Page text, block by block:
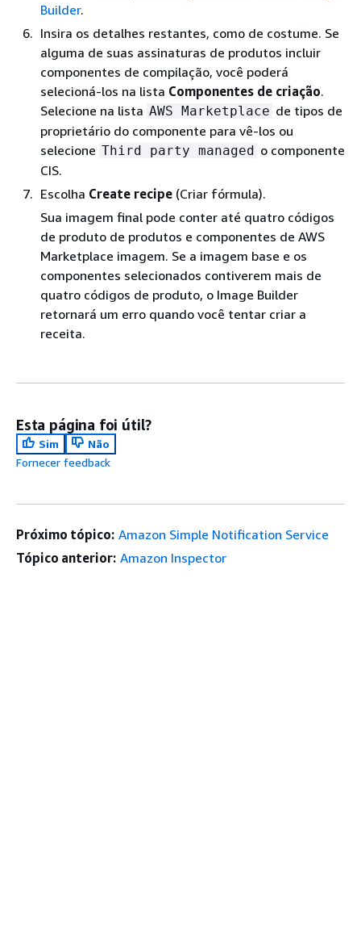
Builder.
Insira os detalhes restantes, como de costume. Se
alguma de suas assinaturas de produtos incluir
componentes de compilação, você poderá
selecioná-los na lista Componentes de criação.
Selecione na lista AWS Marketplace de tipos de
proprietário do componente para vê-los ou
selecione Third party managed o componente
CIS.
Escolha Create recipe (Criar fórmula).
Sua imagem final pode conter até quatro códigos
de produto de produtos e componentes de AWS
Marketplace imagem. Se a imagem base e os
componentes selecionados contiverem mais de
quatro códigos de produto, o Image Builder
retornará um erro quando você tentar criar a
receita.
Esta página foi útil?
Sim
Não
Fornecer feedback
Próximo tópico: Amazon Simple Notification Service
Tópico anterior: Amazon Inspector